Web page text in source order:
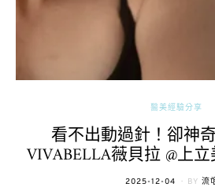
醫美經驗分享
看不出動過針！卻神
VIVABELLA薇貝拉 @上
POSTED
2025-12-04 BY 流